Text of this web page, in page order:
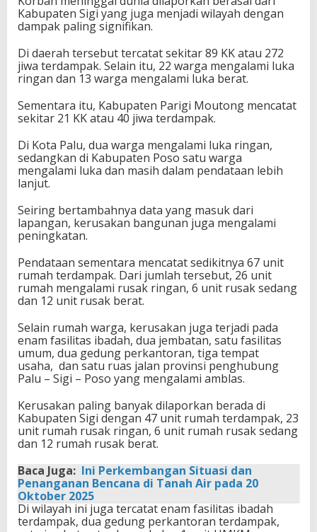
Kabupaten Sigi yang juga menjadi wilayah dengan
dampak paling signifikan.
Di daerah tersebut tercatat sekitar 89 KK atau 272
jiwa terdampak. Selain itu, 22 warga mengalami luka
ringan dan 13 warga mengalami luka berat.
Sementara itu, Kabupaten Parigi Moutong mencatat
sekitar 21 KK atau 40 jiwa terdampak.
Di Kota Palu, dua warga mengalami luka ringan,
sedangkan di Kabupaten Poso satu warga
mengalami luka dan masih dalam pendataan lebih
lanjut.
Seiring bertambahnya data yang masuk dari
lapangan, kerusakan bangunan juga mengalami
peningkatan.
Pendataan sementara mencatat sedikitnya 67 unit
rumah terdampak. Dari jumlah tersebut, 26 unit
rumah mengalami rusak ringan, 6 unit rusak sedang
dan 12 unit rusak berat.
Selain rumah warga, kerusakan juga terjadi pada
enam fasilitas ibadah, dua jembatan, satu fasilitas
umum, dua gedung perkantoran, tiga tempat
usaha, dan satu ruas jalan provinsi penghubung
Palu – Sigi – Poso yang mengalami amblas.
Kerusakan paling banyak dilaporkan berada di
Kabupaten Sigi dengan 47 unit rumah terdampak, 23
unit rumah rusak ringan, 6 unit rumah rusak sedang
dan 12 rumah rusak berat.
Baca Juga: Ini Perkembangan Situasi dan
Penanganan Bencana di Tanah Air pada 20
Oktober 2025
Di wilayah ini juga tercatat enam fasilitas ibadah
terdampak, dua gedung perkantoran terdampak,